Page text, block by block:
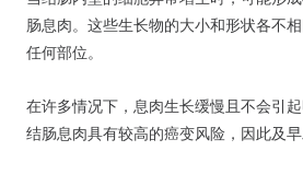
肠息肉。这些生长物的大小和形状各不
任何部位。
在许多情况下，息肉生长缓慢且不会引
结肠息肉具有较高的癌变风险，因此及早